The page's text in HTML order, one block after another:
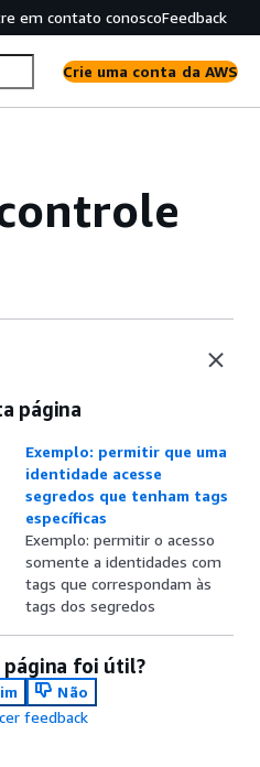
em contato conoscoFeedback
Crie uma conta da AWS
página
Exemplo: permitir que uma
identidade acesse
segredos que tenham tags
específicas
Exemplo: permitir o acesso
somente a identidades com
tags que correspondam às
tags dos segredos
página foi útil?
Não
feedback